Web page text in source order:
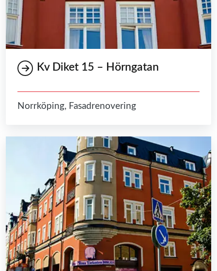
Kv Diket 15 – Hörngatan
Norrköping, Fasadrenovering